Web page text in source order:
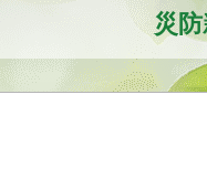
災